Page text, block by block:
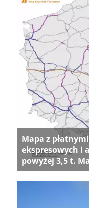
Mapa z
ekspresowych i
powyżej 3,5 t.